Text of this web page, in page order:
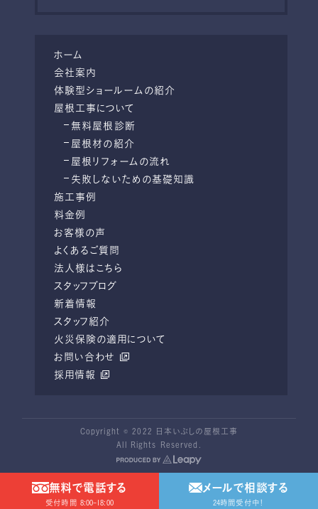
無料で電話する
受付時間 8:00-18:00
メールで相談する
24時間受付中！
ホーム
会社案内
体験型ショールームの紹介
屋根工事について
無料屋根診断
屋根材の紹介
屋根リフォームの流れ
失敗しないための基礎知識
施工事例
料金例
お客様の声
よくあるご質問
法人様はこちら
スタッフブログ
新着情報
スタッフ紹介
火災保険の適用について
お問い合わせ
採用情報
Copyright © 2022 日本いぶしの屋根工事
All Rights Reserved.